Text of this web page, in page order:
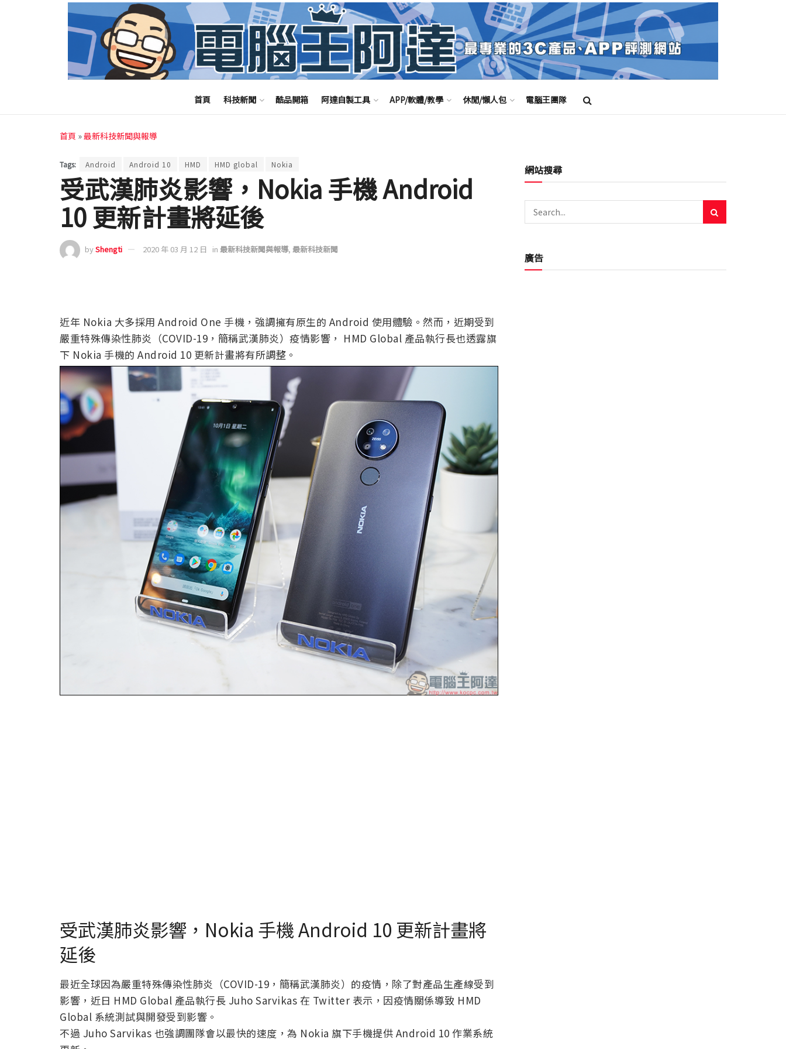
首頁 科技新聞 酷品開箱 阿達自製工具 APP/軟體/教學 休閒/懶人包 電腦王團隊
首頁 »最新科技新聞與報導
Tags: Android Android 10 HMD HMD global Nokia
受武漢肺炎影響，Nokia 手機 Android
10 更新計畫將延後
byShengti 2020 年 03 月 12 日 in 最新科技新聞與報導, 最新科技新聞
近年 Nokia 大多採用 Android One 手機，強調擁有原生的 Android 使用體驗。然而，近期受到
嚴重特殊傳染性肺炎（COVID-19，簡稱武漢肺炎）疫情影響， HMD Global 產品執行長也透露旗
下 Nokia 手機的 Android 10 更新計畫將有所調整。
受武漢肺炎影響，Nokia 手機 Android 10 更新計畫將
延後
最近全球因為嚴重特殊傳染性肺炎（COVID-19，簡稱武漢肺炎）的疫情，除了對產品生產線受到
影響，近日 HMD Global 產品執行長 Juho Sarvikas 在 Twitter 表示，因疫情關係導致 HMD
Global 系統測試與開發受到影響。
不過 Juho Sarvikas 也強調團隊會以最快的速度，為 Nokia 旗下手機提供 Android 10 作業系統
網站搜尋
廣告